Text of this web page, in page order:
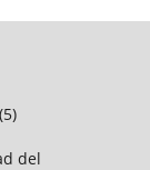
del